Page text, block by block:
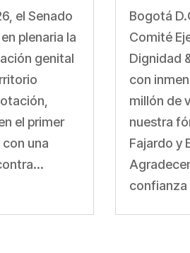
el Senado
plenaria la
genital
el primer
una
Bogotá
Comité
Dignidad
con
millón de
nuestra
Fajardo y
confianza